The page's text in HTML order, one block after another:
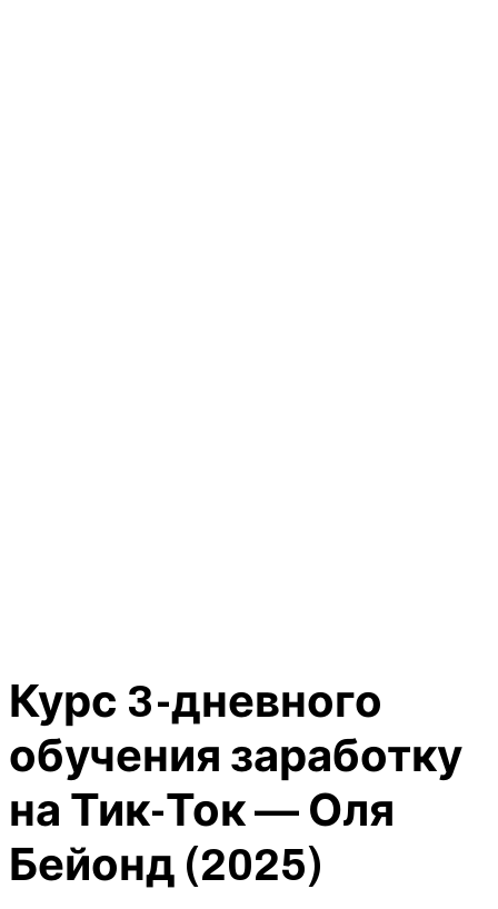
Курс 3-дневного
обучения заработку
на Тик-Ток — Оля
Бейонд (2025)